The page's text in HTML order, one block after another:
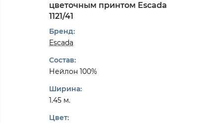
цветочным принтом Escada
1121/41
Бренд:
Escada
Состав:
Нейлон 100%
Ширина:
1.45 м.
Цвет: